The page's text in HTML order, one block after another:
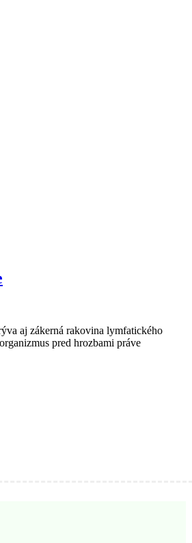
aj zákerná rakovina lymfatického
pred hrozbami práve